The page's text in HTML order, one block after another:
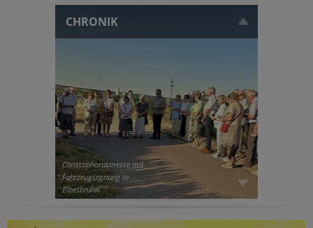
CHRONIK
Christophorusmesse mit
Fahrzeugsegnung in
Eibesbrunn